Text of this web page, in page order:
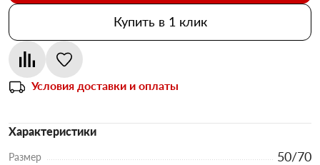
Купить в 1 клик
Условия доставки и оплаты
Характеристики
Размер 50/70